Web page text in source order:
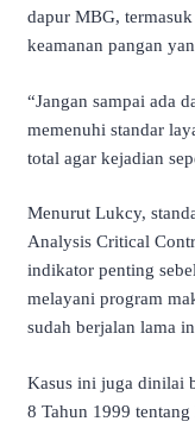
dapur MBG,
keamanan pangan
“Jangan sampai ada
memenuhi standar
total agar kejadian
Menurut Lukcy,
Analysis Critical
indikator penting
melayani program
sudah berjalan lama
Kasus ini juga dinilai
8 Tahun 1999